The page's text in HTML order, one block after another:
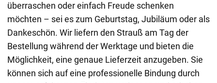
überraschen oder einfach Freude schenken
möchten – sei es zum Geburtstag, Jubiläum oder als
Dankeschön. Wir liefern den Strauß am Tag der
Bestellung während der Werktage und bieten die
Möglichkeit, eine genaue Lieferzeit anzugeben. Sie
können sich auf eine professionelle Bindung durch